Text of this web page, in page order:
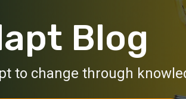
Blog
to change through